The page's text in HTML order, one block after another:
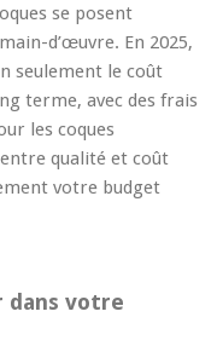
se posent
d’œuvre. En 2025,
seulement le coût
terme, avec des frais
les coques
qualité et coût
votre budget
dans votre